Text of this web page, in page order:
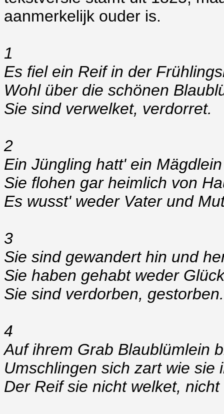
aanmerkelijk ouder is.
1
Es fiel ein Reif in der
Wohl über die schönen
Sie sind verwelket, verdorret.
2
Ein Jüngling hatt' ein
Sie flohen gar heimlich von
Es wusst' weder Vater und
3
Sie sind gewandert hin und
Sie haben gehabt weder
Sie sind verdorben, gestorben.
4
Auf ihrem Grab Blaublümlein
Umschlingen sich zart wie sie
Der Reif sie nicht welket,